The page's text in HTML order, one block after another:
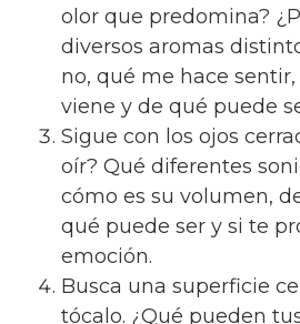
olor que predomina?
diversos aromas
no, qué me hace
viene y de qué puede
Sigue con los ojos
oír? Qué diferentes
cómo es su volumen,
qué puede ser y si te
emoción.
Busca una superficie
tócalo. ¿Qué pueden